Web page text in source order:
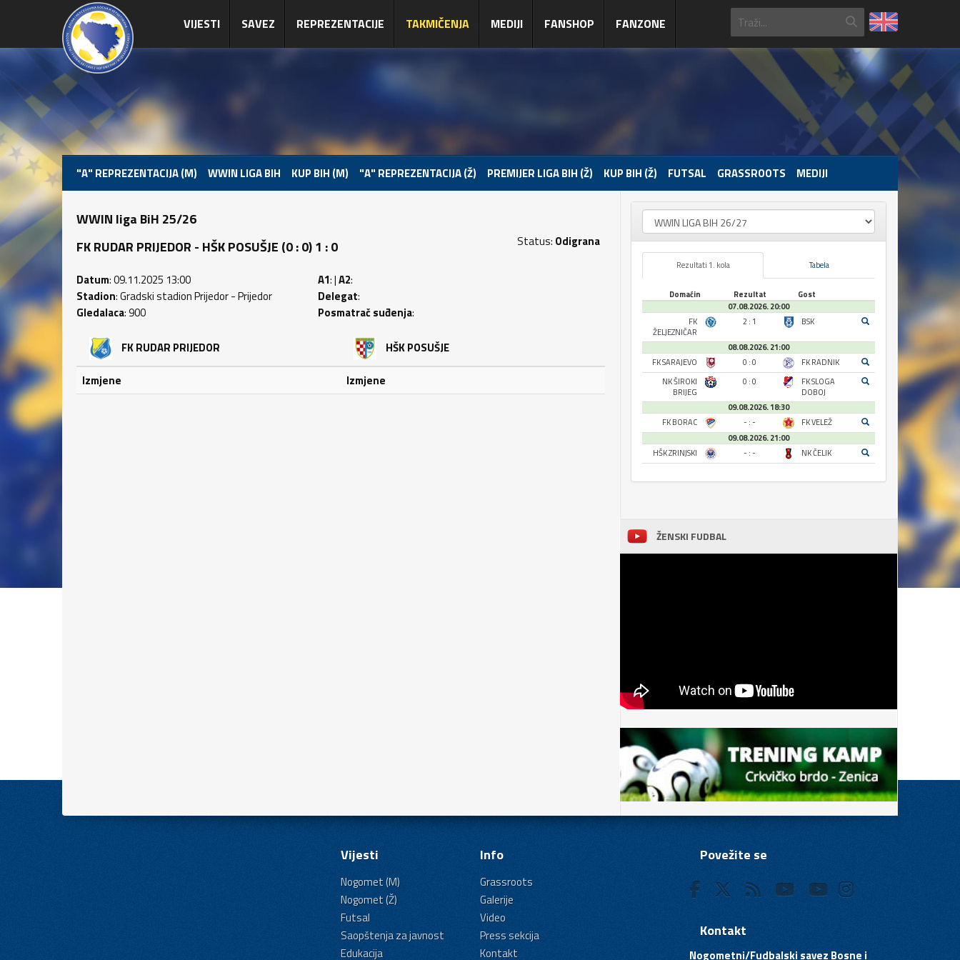
VIJESTI SAVEZ REPREZENTACIJE TAKMIČENJA MEDIJI FANSHOP FANZONE
"A" REPREZENTACIJA (M) WWIN LIGA BIH KUP BIH (M) "A" REPREZENTACIJA (Ž) PREMIJER LIGA BIH (Ž) KUP BIH (Ž) FUTSAL GRASSROOTS MEDIJI
WWIN liga BiH 25/26
FK RUDAR PRIJEDOR - HŠK POSUŠJE (0 : 0) 1 : 0
Status: Odigrana
Datum: 09.11.2025 13:00
Stadion: Gradski stadion Prijedor - Prijedor
Gledalaca: 900
A1: |A2:
Delegat:
Posmatrač suđenja:
FK RUDAR PRIJEDOR
Izmjene
HŠK POSUŠJE
Izmjene
Rezultati 1. kola Tabela
Domaćin Rezultat
Gost
07.08.2026. 20:00
FK
ŽELJEZNIČAR
2 : 1 BSK
08.08.2026. 21:00
FK SARAJEVO
0 : 0
FK RADNIK
NK ŠIROKI
BRIJEG
0 : 0
FK SLOGA
DOBOJ
09.08.2026. 18:30
FK BORAC
- : -
FK VELEŽ
09.08.2026. 21:00
HŠK ZRINJSKI
- : - NK ČELIK
ŽENSKI FUDBAL
Vijesti
Nogomet (M)
Nogomet (Ž)
Futsal
Saopštenja za javnost
Edukacija
Info
Grassroots
Galerije
Video
Press sekcija
Kontakt
Povežite se
Kontakt
Nogometni/Fudbalski savez Bosne i